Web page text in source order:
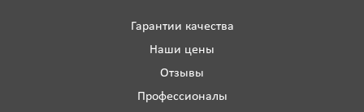
Гарантии качества
Наши цены
Отзывы
Профессионалы